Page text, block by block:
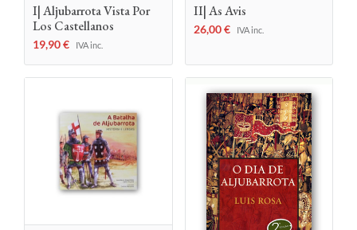
I| Aljubarrota Vista Por
Los Castellanos
19,90€ IVA inc.
II| As Avis
26,00€ IVA inc.